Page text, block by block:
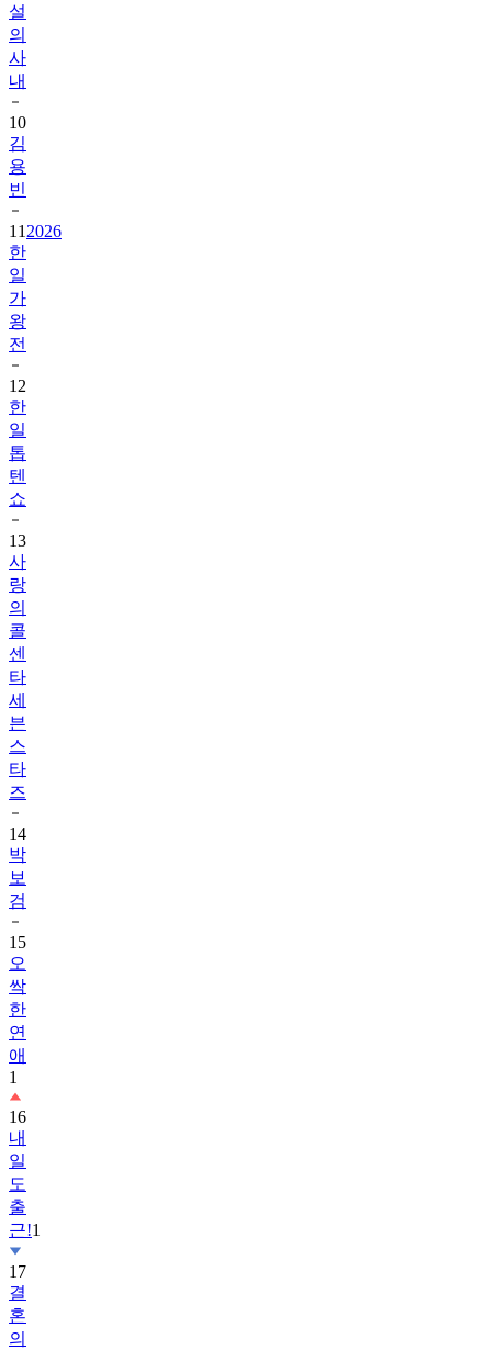
설
의
사
내
10
김
용
빈
11 2026
한
일
가
왕
전
12
한
일
톱
텐
쇼
13
사
랑
의
콜
센
타
세
븐
스
타
즈
14
박
보
검
15
오
싹
한
연
애
1
16
내
일
도
출
근!1
17
결
혼
의